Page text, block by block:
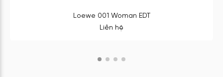
Loewe 001 Woman EDT
Liên hệ